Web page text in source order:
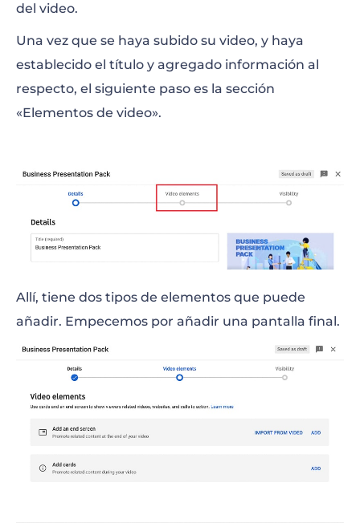
del video.
Una vez que se haya subido su video, y haya
establecido el título y agregado información al
respecto, el siguiente paso es la sección
«Elementos de video».
Allí, tiene dos tipos de elementos que puede
añadir. Empecemos por añadir una pantalla final.